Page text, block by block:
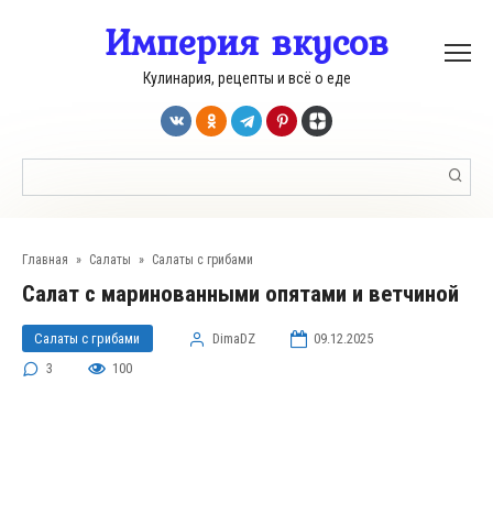
Империя вкусов
Кулинария, рецепты и всё о еде
Главная » Салаты » Салаты с грибами
Салат с маринованными опятами и ветчиной
Салаты с грибами DimaDZ
09.12.2025
3
100